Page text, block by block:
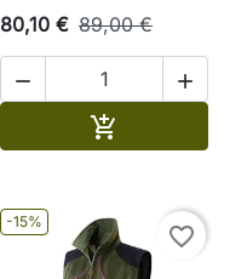
80,10 € 89,00 €
 

-15%
favorite_border